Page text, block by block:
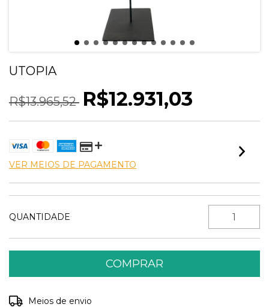
UTOPIA
R$13.965,52 R$12.931,03
VER MEIOS DE PAGAMENTO
QUANTIDADE
Entregas para o CEP:
Meios de envio